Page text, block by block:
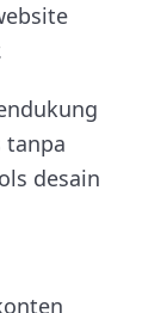
tanpa
desain